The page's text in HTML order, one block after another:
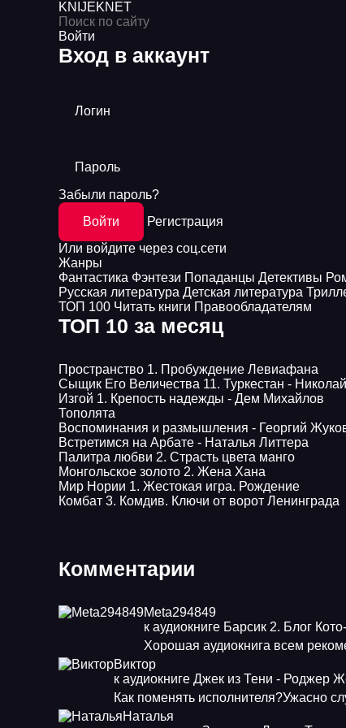
KNIJEKNET
Войти
Вход в аккаунт
Логин
Пароль
Забыли пароль?
Войти
Регистрация
Или войдите через соц.сети
Жанры
Фантастика Фэнтези Попаданцы Детективы
Русская литература Детская литература
ТОП 100 Читать книги Правообладателям
ТОП 10 за месяц
Пространство 1. Пробуждение Левиафана
Сыщик Его Величества 11. Туркестан -
Изгой 1. Крепость надежды - Дем Михайлов
Тополята
Воспоминания и размышления - Георгий
Встретимся на Арбате - Наталья Литтера
Палитра любви 2. Страсть цвета манго
Монгольское золото 2. Жена Хана
Мир Нории 1. Жестокая игра. Рождение
Комбат 3. Комдив. Ключи от ворот Ленинграда
Комментарии
Meta294849
к аудиокниге Барсик 2. Блог
Хорошая аудиокнига всем
Виктор
к аудиокниге Джек из Тени - Роджер
Как поменять исполнителя?Ужасно
Наталья